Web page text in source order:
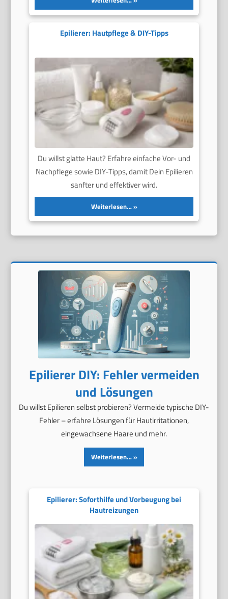
Epilierer: Hautpflege & DIY-Tipps
Du willst glatte Haut? Erfahre einfache Vor- und
Nachpflege sowie DIY-Tipps, damit Dein Epilieren
sanfter und effektiver wird.
Weiterlesen…
Epilierer DIY: Fehler vermeiden
und Lösungen
Du willst Epilieren selbst probieren? Vermeide typische DIY-
Fehler – erfahre Lösungen für Hautirritationen,
eingewachsene Haare und mehr.
Weiterlesen…
Epilierer: Soforthilfe und Vorbeugung bei
Hautreizungen